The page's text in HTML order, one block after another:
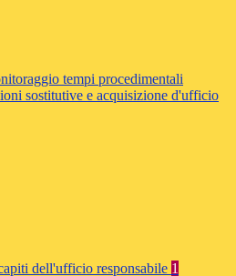
tempi procedimentali
sostitutive e acquisizione d'ufficio
dell'ufficio responsabile 1